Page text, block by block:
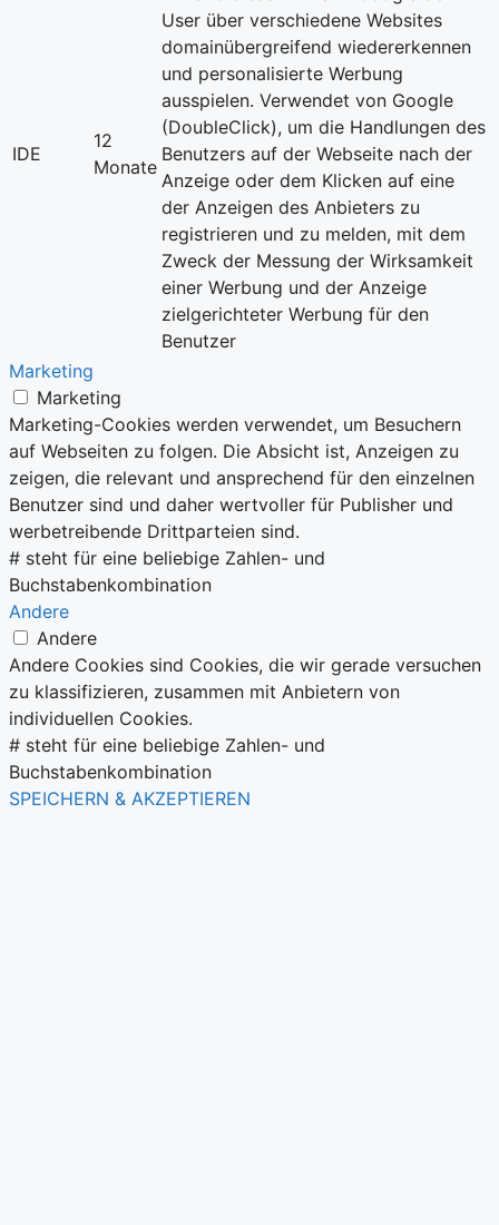
IDE
12
Monate
User über verschiedene Websites
domainübergreifend wiedererkennen
und personalisierte Werbung
ausspielen. Verwendet von Google
(DoubleClick), um die Handlungen des
Benutzers auf der Webseite nach der
Anzeige oder dem Klicken auf eine
der Anzeigen des Anbieters zu
registrieren und zu melden, mit dem
Zweck der Messung der Wirksamkeit
einer Werbung und der Anzeige
zielgerichteter Werbung für den
Benutzer
Marketing
Marketing
Marketing-Cookies werden verwendet, um Besuchern
auf Webseiten zu folgen. Die Absicht ist, Anzeigen zu
zeigen, die relevant und ansprechend für den einzelnen
Benutzer sind und daher wertvoller für Publisher und
werbetreibende Drittparteien sind.
# steht für eine beliebige Zahlen- und
Buchstabenkombination
Andere
Andere
Andere Cookies sind Cookies, die wir gerade versuchen
zu klassifizieren, zusammen mit Anbietern von
individuellen Cookies.
# steht für eine beliebige Zahlen- und
Buchstabenkombination
SPEICHERN & AKZEPTIEREN